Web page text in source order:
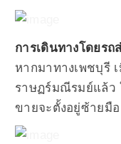
การเดินทางโดยร
หากมาทางเพชบุรี
ราษฏร์มณีรมย์แล้ว
ขายจะตั้งอยู่ซ้ายมื